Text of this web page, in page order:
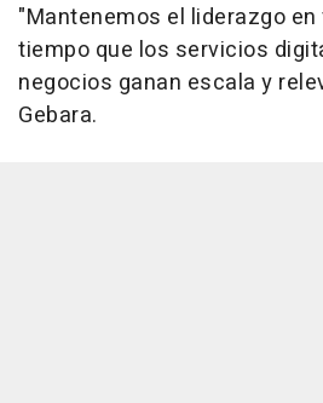
"Mantenemos el liderazgo
tiempo que los servicios
negocios ganan escala y
Gebara.